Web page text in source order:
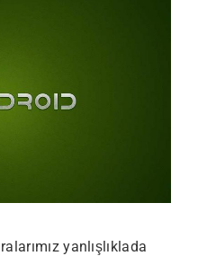
yanlışlıklada